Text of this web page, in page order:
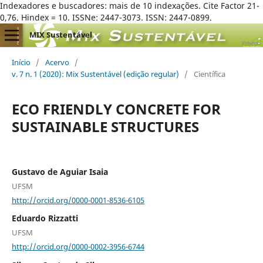
Indexadores e buscadores: mais de 10 indexações. Cite Factor 21-
0,76. Hindex = 10. ISSNe: 2447-3073. ISSN: 2447-0899.
MIX Sustentável
Início / Acervo /
v. 7 n. 1 (2020): Mix Sustentável (edição regular)
/ Científica
ECO FRIENDLY CONCRETE FOR
SUSTAINABLE STRUCTURES
Gustavo de Aguiar Isaia
UFSM
http://orcid.org/0000-0001-8536-6105
Eduardo Rizzatti
UFSM
http://orcid.org/0000-0002-3956-6744